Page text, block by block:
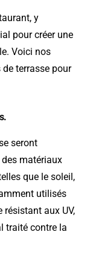
y
pour créer une
Voici nos
terrasse pour
seront
matériaux
que le soleil,
utilisés
aux UV,
traité contre la